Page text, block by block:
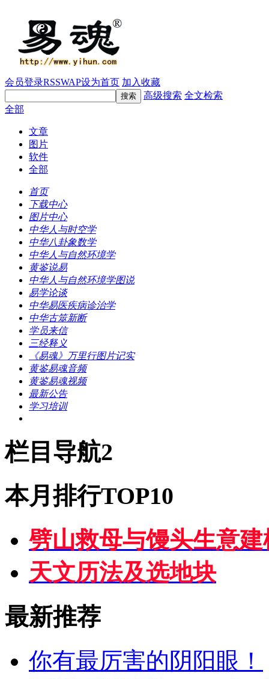
会员登录RSSWAP设为首页 加入收藏
高级搜索 全文检索
全部
文章
图片
软件
全部
首页
下载中心
图片中心
中华人与时空学
中华八卦象数学
中华人与自然环境学
黄鉴说易
中华人与自然环境学图说
易学论谈
中华易医疾病诊治学
中华古筮新断
学员来信
三经释义
《易魂》万里行图片记实
黄鉴易魂音频
黄鉴易魂视频
最新公告
学习培训
栏目导航2
本月排行TOP10
劈山救母与馒头生意建
天文历法及选地块
最新推荐
你有最厉害的阴阳眼！